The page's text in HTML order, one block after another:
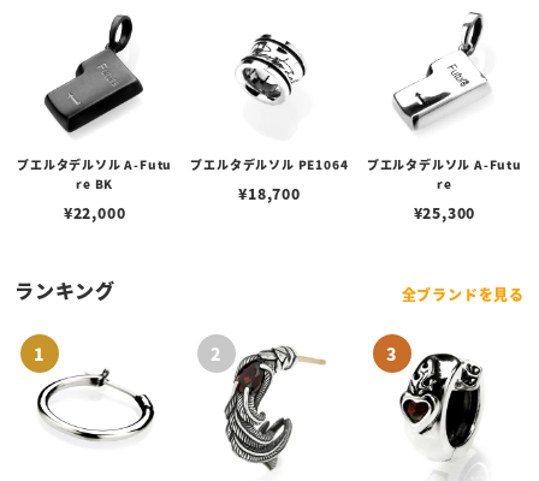
プエルタデルソル A-Futu
re BK
¥22,000
プエルタデルソル PE1064
¥18,700
プエルタデルソル A-Futu
re
¥25,300
ランキング 全ブランドを見る